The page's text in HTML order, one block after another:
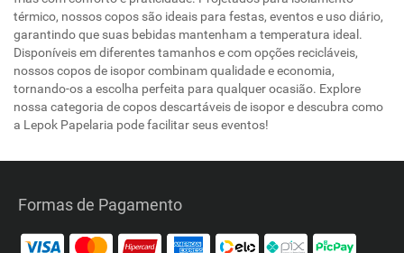
térmico, nossos copos são ideais para festas, eventos e uso diário,
garantindo que suas bebidas mantenham a temperatura ideal.
Disponíveis em diferentes tamanhos e com opções recicláveis,
nossos copos de isopor combinam qualidade e economia,
tornando-os a escolha perfeita para qualquer ocasião. Explore
nossa categoria de copos descartáveis de isopor e descubra como
a Lepok Papelaria pode facilitar seus eventos!
Formas de Pagamento